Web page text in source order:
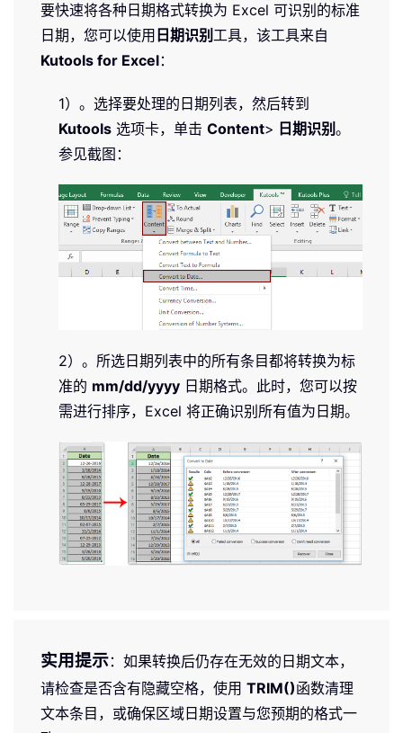
要快速将各种日期格式转换为 Excel 可识别的标准
日期，您可以使用 日期识别 工具，该工具来自
Kutools for Excel：
1）。选择要处理的日期列表，然后转到
Kutools 选项卡，单击 Content> 日期识别 。
参见截图：
2）。所选日期列表中的所有条目都将转换为标
准的 mm/dd/yyyy 日期格式。此时，您可以按
需进行排序，Excel 将正确识别所有值为日期。
实用提示：如果转换后仍存在无效的日期文本，
请检查是否含有隐藏空格，使用 TRIM()函数清理
文本条目，或确保区域日期设置与您预期的格式一